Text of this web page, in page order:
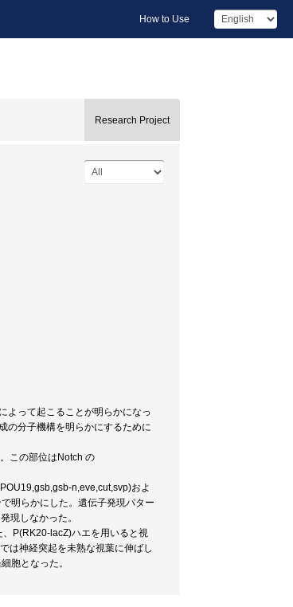
How to Use
Research Project
よって起こることが明らかになっ
の分子機構を明らかにするために
この部位はNotch の
n,eve,cut,svp)およ
明らかにした。遺伝子発現パター
現しなかった。
P(RK20-lacZ)ハエを用いると視
は神経突起を未熟な視葉に伸ばし
胞となった。